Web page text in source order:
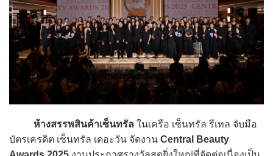
ห้างสรรพสินค้าเซ็นทรัล ในเครือ เซ็นทรัล รีเทล จับมือ
บัตรเครดิต เซ็นทรัล เดอะวัน จัดงาน Central Beauty